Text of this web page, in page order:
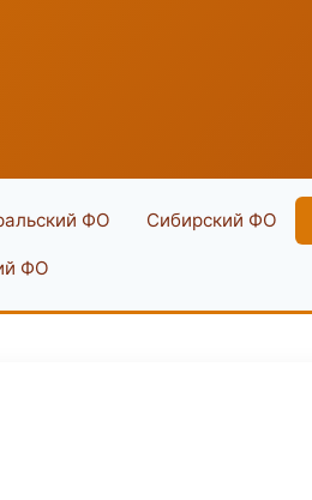
ФО Сибирский ФО
ФО